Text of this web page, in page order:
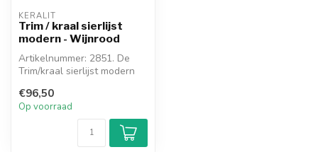
KERALIT
Trim / kraal sierlijst
modern - Wijnrood
Artikelnummer: 2851. De
Trim/kraal sierlijst modern
bovenka...
€96,50
Op voorraad